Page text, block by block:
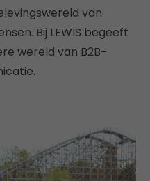
van
Bij LEWIS begeeft
wereld van B2B-